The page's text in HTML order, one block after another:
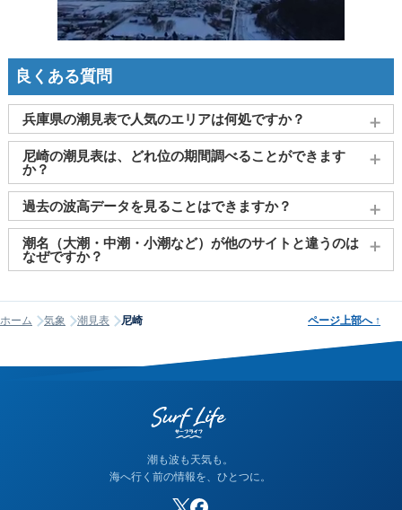
良くある質問
兵庫県の潮見表で人気のエリアは何処ですか？
神戸、姫路（飾磨） 、 明石、西宮、 赤穂
がよく見られており
ます。
尼崎の潮見表は、どれ位の期間調べることができます
か？
2011～2027年までの16年間分の潮汐情報や日の出・日の入りを
調べることができます。視覚的に分かり易くタイドグラフで、
日の出・日の入り情報も合わせて確認することができます。
過去の波高データを見ることはできますか？
大変申し訳ございませんが、過去の波高データ（波の高さ）に
関してはご提供しておりません。
潮名（大潮・中潮・小潮など）が他のサイトと違うのは
なぜですか？
何日まで大潮」という統一された公的な定義はありません。そ
のため、サイトが採用する計算方式によって、境界にあたる日
って見える場合は、そのサイトが別の方式を使っている可能性
ホーム 気象 潮見表 尼崎 ページ上部へ ↑
潮も波も天気も。
海へ行く前の情報を、ひとつに。